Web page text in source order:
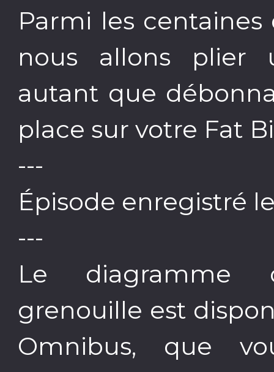
Parmi les
nous allons plier
autant que
place sur votre Fat
---
Épisode enregistré
---
Le diagramme
grenouille est
Omnibus, que